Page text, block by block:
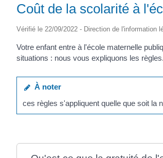
Coût de la scolarité à
Vérifié le 22/09/2022 - Direction de l'information
Votre enfant entre à l'école maternelle
situations : nous vous expliquons les règles.
À noter
ces règles s'appliquent quelle que soit la